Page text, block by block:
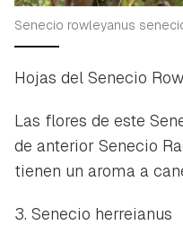
Senecio rowleyanus
Hojas del Senecio
Las flores de este
de anterior Senecio
tienen un aroma a
3. Senecio herreianus